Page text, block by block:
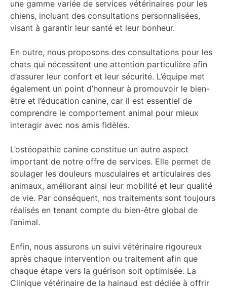
une gamme variée de services vétérinaires pour les
chiens, incluant des consultations personnalisées,
visant à garantir leur santé et leur bonheur.
En outre, nous proposons des consultations pour les
chats qui nécessitent une attention particulière afin
d’assurer leur confort et leur sécurité. L’équipe met
également un point d’honneur à promouvoir le bien-
être et l’éducation canine, car il est essentiel de
comprendre le comportement animal pour mieux
interagir avec nos amis fidèles.
L’ostéopathie canine constitue un autre aspect
important de notre offre de services. Elle permet de
soulager les douleurs musculaires et articulaires des
animaux, améliorant ainsi leur mobilité et leur qualité
de vie. Par conséquent, nos traitements sont toujours
réalisés en tenant compte du bien-être global de
l’animal.
Enfin, nous assurons un suivi vétérinaire rigoureux
après chaque intervention ou traitement afin que
chaque étape vers la guérison soit optimisée. La
Clinique vétérinaire de la hainaud est dédiée à offrir